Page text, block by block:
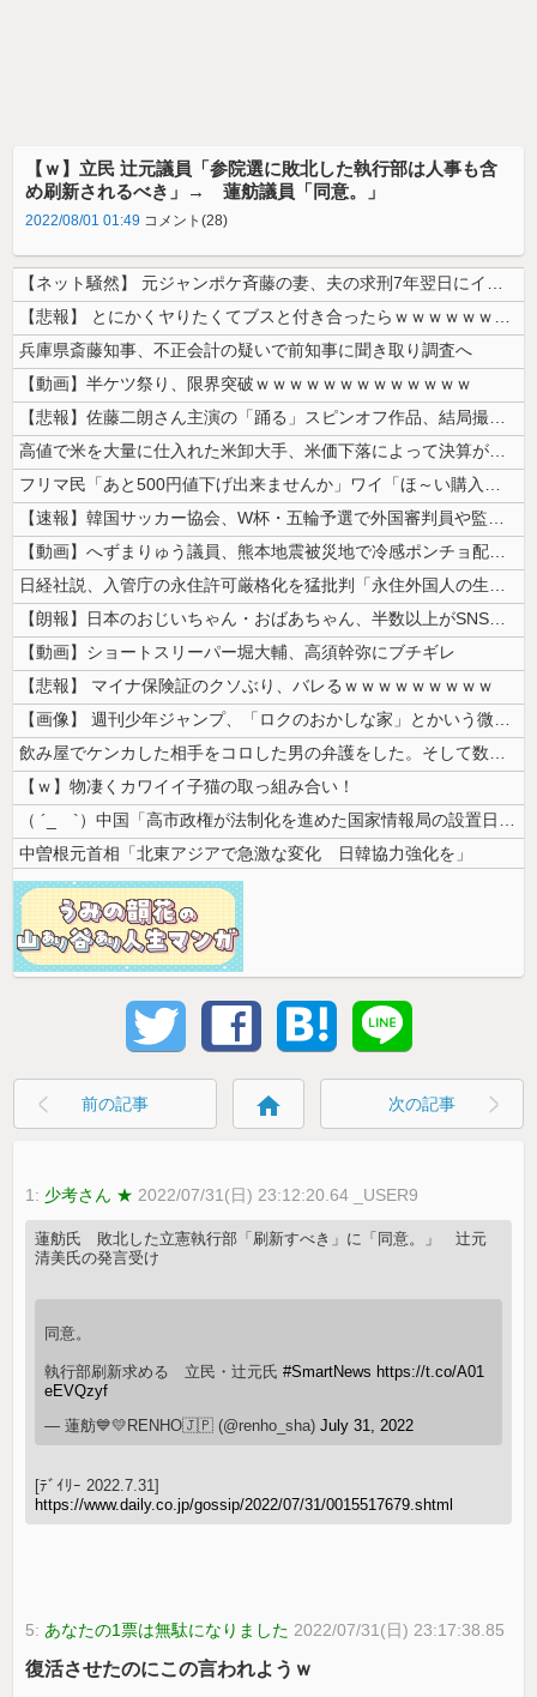
【ｗ】立民 辻元議員「参院選に敗北した執行部は人事も含
め刷新されるべき」→ 蓮舫議員「同意。」
2022/08/01 01:49 コメント(28)
【ネット騒然】 元ジャンポケ斉藤の妻、夫の求刑7年翌日にインスタ更新！...
【悲報】 とにかくヤりたくてブスと付き合ったらｗｗｗｗｗｗｗｗｗｗｗｗ...
兵庫県斎藤知事、不正会計の疑いで前知事に聞き取り調査へ
【動画】半ケツ祭り、限界突破ｗｗｗｗｗｗｗｗｗｗｗｗｗ
【悲報】佐藤二朗さん主演の「踊る」スピンオフ作品、結局撮影中止が決定w...
高値で米を大量に仕入れた米卸大手、米価下落によって決算が凄まじいことに...
フリマ民「あと500円値下げ出来ませんか」ワイ「ほ～い購入ｗ」
【速報】韓国サッカー協会、W杯・五輪予選で外国審判員や監督官を性接待！...
【動画】へずまりゅう議員、熊本地震被災地で冷感ポンチョ配布 → 被災民...
日経社説、入管庁の永住許可厳格化を猛批判「永住外国人の生活保護受給をな...
【朗報】日本のおじいちゃん・おばあちゃん、半数以上がSNSを使いこなし...
【動画】ショートスリーパー堀大輔、高須幹弥にブチギレ
【悲報】 マイナ保険証のクソぶり、バレるｗｗｗｗｗｗｗｗｗ
【画像】 週刊少年ジャンプ、「ロクのおかしな家」とかいう微妙な漫画を巻...
飲み屋でケンカした相手をコロした男の弁護をした。そして数年後、因果応報...
【ｗ】物凄くカワイイ子猫の取っ組み合い！
（ ´_ゝ`）中国「高市政権が法制化を進めた国家情報局の設置日が7月3...
中曽根元首相「北東アジアで急激な変化 日韓協力強化を」
前の記事 home 次の記事
1: 少考さん ★ 2022/07/31(日) 23:12:20.64 _USER9
蓮舫氏 敗北した立憲執行部「刷新すべき」に「同意。」 辻元
清美氏の発言受け
同意。
執行部刷新求める 立民・辻元氏#SmartNews https://t.co/A01
eEVQzyf
— 蓮舫💙💛RENHO🇯🇵 (@renho_sha)July 31, 2022
[ﾃﾞｲﾘｰ 2022.7.31]
https://www.daily.co.jp/gossip/2022/07/31/0015517679.shtml
5:あなたの1票は無駄になりました 2022/07/31(日) 23:17:38.85
復活させたのにこの言われようｗ